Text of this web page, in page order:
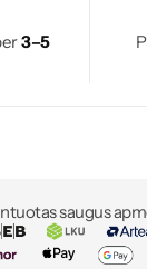
3–5
saugus